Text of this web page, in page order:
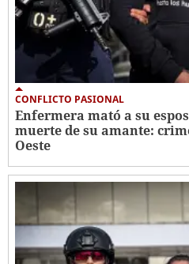
CONFLICTO PASIONAL
Enfermera mató a su
muerte de su amante:
Oeste